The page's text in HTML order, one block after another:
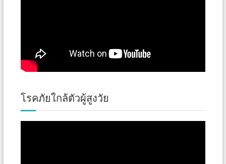
โรคภัยใกล้ตัวผู้สูงวัย